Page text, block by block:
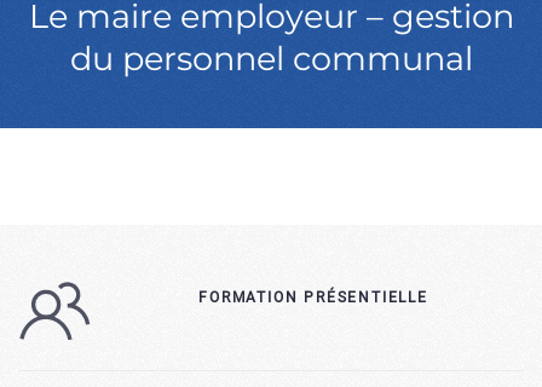
Le maire employeur – gestion
du personnel communal
FORMATION PRÉSENTIELLE